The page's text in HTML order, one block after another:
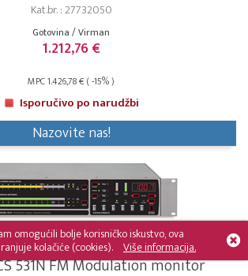
Kat.br. : 27732050
Gotovina / Virman
1.212,76 €
MPC 1.426,78 € ( -15% )
Isporučivo po narudžbi
Nazovite nas!
531N FM Modulation monitor
omogućili bolje korisničko iskustvo, ova
kolačiće (cookies). Više informacija.